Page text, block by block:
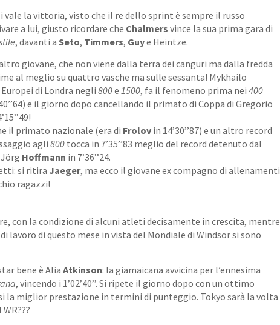
vale la vittoria, visto che il re dello sprint è sempre il russo
a lui, giusto ricordare che Chalmers vince la sua prima gara di
, davanti a Seto, Timmers, Guye Heintze.
giovane, che non viene dalla terra dei canguri ma dalla fredda
al meglio su quattro vasche ma sulle sessanta! Mykhailo
di Londra negli800e 1500, fa il fenomeno prima nei400
e il giorno dopo cancellando il primato di Coppa di Gregorio
il primato nazionale (era di Frolov in 14’30’’87) e un altro record
agli800 tocca in 7’35’’83 meglio del record detenuto dal
Hoffmann in 7’36’’24.
si ritira Jaeger, ma ecco il giovane ex compagno di allenamenti
ragazzi!
con la condizione di alcuni atleti decisamente in crescita, mentre
lavoro di questo mese in vista del Mondiale di Windsor si sono
bene è AliaAtkinson: la giamaicana avvicina per l’ennesima
, vincendo i 1’02’40’’. Si ripete il giorno dopo con un ottimo
la miglior prestazione in termini di punteggio. Tokyo sarà la volta